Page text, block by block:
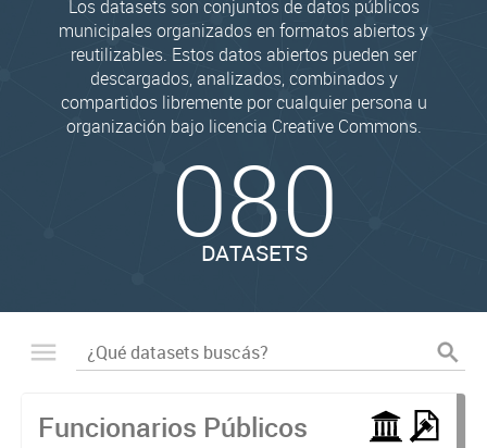
Los datasets son conjuntos de datos públicos
municipales organizados en formatos abiertos y
reutilizables. Estos datos abiertos pueden ser
descargados, analizados, combinados y
compartidos libremente por cualquier persona u
organización bajo licencia Creative Commons.
080
DATASETS
Funcionarios Públicos